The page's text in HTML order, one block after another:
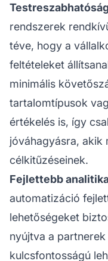
rendszerek
téve, hogy a
feltételeket
minimális
tartalomtípusok
értékelés is, így
jóváhagyásra, akik
célkitűzéseinek.
Fejlettebb
automatizáció
lehetőségeket
nyújtva a
kulcsfontosságú